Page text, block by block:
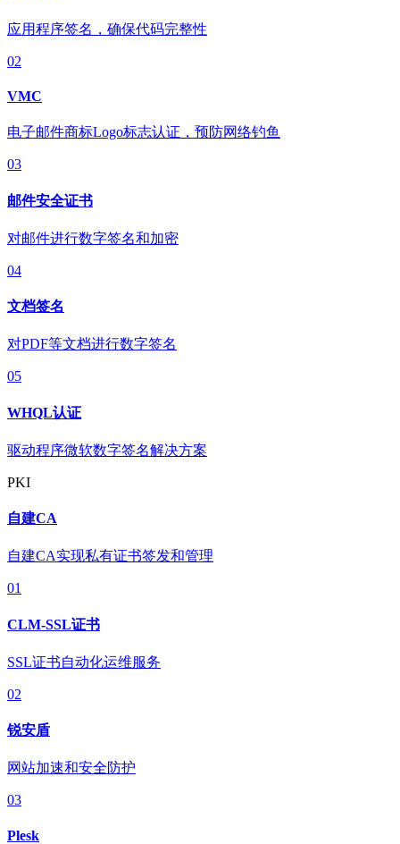
应用程序签名，确保代码完整性
02
VMC
电子邮件商标Logo标志认证，预防网络钓鱼
03
邮件安全证书
对邮件进行数字签名和加密
04
文档签名
对PDF等文档进行数字签名
05
WHQL认证
驱动程序微软数字签名解决方案
PKI
自建CA
自建CA实现私有证书签发和管理
01
CLM-SSL证书
SSL证书自动化运维服务
02
锐安盾
网站加速和安全防护
03
Plesk